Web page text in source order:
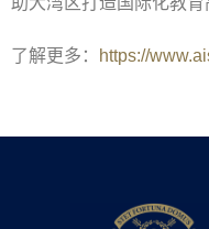
了解更多： https://